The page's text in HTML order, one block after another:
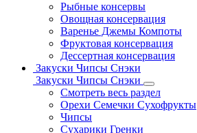
Рыбные консервы
Овощная консервация
Варенье Джемы Компоты
Фруктовая консервация
Дессертная консервация
Закуски Чипсы Снэки
Закуски Чипсы Снэки
Смотреть весь раздел
Орехи Семечки Сухофрукты
Чипсы
Сухарики Гренки